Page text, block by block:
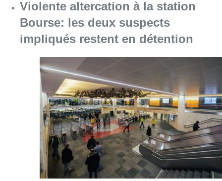
Violente altercation à la station
Bourse: les deux suspects
impliqués restent en détention